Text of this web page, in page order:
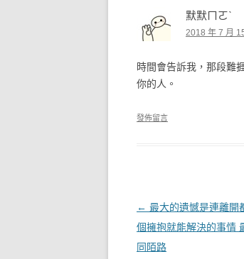
獨白
默默ㄇㄛˋ
2018 年 7 月
時間會告訴我，那段難
你的人。
發佈留言
文章導覽
← 最大的遺憾是連離開
個擁抱就能解決的事情
同陌路